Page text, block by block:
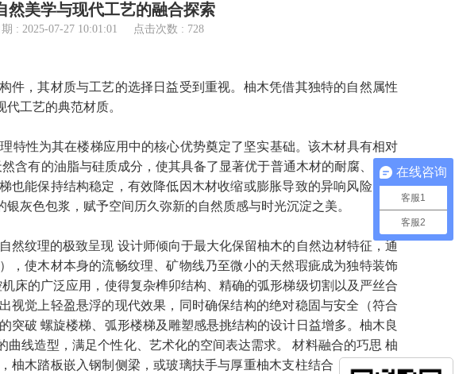
然美学与现代工艺的融合探索
: 2025-07-27 10:01:01 点击次数 : 728
件，其材质与工艺的选择日益受到重视。柚木凭借其独特的自然属性
工艺的典范材质。
特性为其在楼梯应用中的核心优势奠定了坚实基础。该木材具有相对
含有的油脂与硅质成分，使其具备了显著优于普通木材的耐腐、防虫
也能保持结构稳定，有效降低因木材收缩或膨胀导致的异响风险。其
灰色包浆，赋予空间历久弥新的自然质感与时光沉淀之美。
然纹理的极致呈现 设计师倾向于最大化保留柚木的自然边材特征，通
，使木材本身的流畅纹理、矿物线乃至微小的天然瑕疵成为独特装饰
床的广泛应用，使得复杂榫卯结构、精确的弧形梯级切割以及严丝合
视觉上轻盈悬浮的现代效果，同时确保结构的绝对稳固与安全（符合
破 螺旋楼梯、弧形楼梯及雕塑感悬挑结构的设计日益增多。柚木良
线造型，满足个性化、艺术化的空间表达需求。 材料融合的巧思 柚
木踏板嵌入钢制侧梁，或玻璃扶手与厚重柚木支柱结合，形成刚柔
在线咨询
客服1
客服2